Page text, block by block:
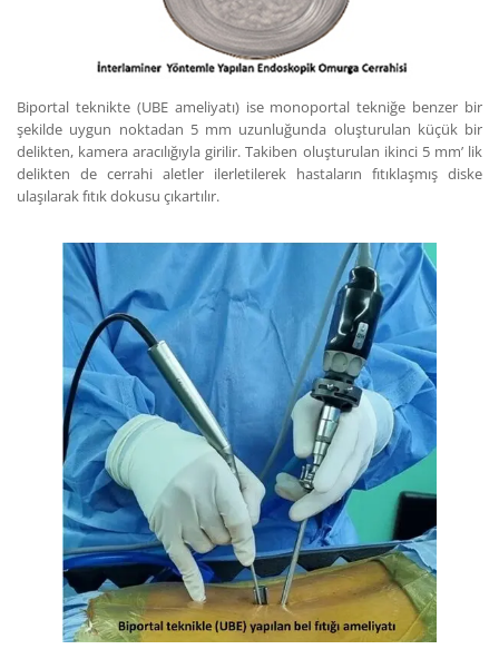
Biportal teknikte (UBE ameliyatı) ise monoportal tekniğe benzer bir
şekilde uygun noktadan 5 mm uzunluğunda oluşturulan küçük bir
delikten, kamera aracılığıyla girilir. Takiben oluşturulan ikinci 5 mm’ lik
delikten de cerrahi aletler ilerletilerek hastaların fıtıklaşmış diske
ulaşılarak fıtık dokusu çıkartılır.